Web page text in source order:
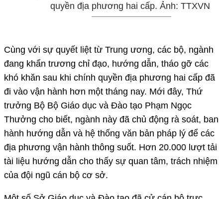
quyền địa phương hai cấp. Ảnh: TTXVN
Cùng với sự quyết liệt từ Trung ương, các bộ, ngành
đang khẩn trương chỉ đạo, hướng dẫn, tháo gỡ các
khó khăn sau khi chính quyền địa phương hai cấp đã
đi vào vận hành hơn một tháng nay. Mới đây, Thứ
trưởng Bộ Bộ Giáo dục và Đào tạo Phạm Ngọc
Thưởng cho biết, ngành này đã chủ động rà soát, ban
hành hướng dẫn và hệ thống văn bản pháp lý để các
địa phương vận hành thông suốt. Hơn 20.000 lượt tải
tài liệu hướng dẫn cho thấy sự quan tâm, trách nhiệm
của đội ngũ cán bộ cơ sở.